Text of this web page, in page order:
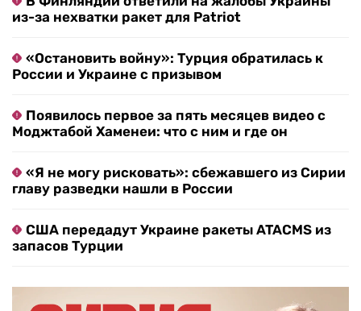
из-за нехватки ракет для Patriot
«Остановить войну»: Турция обратилась к
России и Украине с призывом
Появилось первое за пять месяцев видео с
Моджтабой Хаменеи: что с ним и где он
«Я не могу рисковать»: сбежавшего из Сирии
главу разведки нашли в России
США передадут Украине ракеты ATACMS из
запасов Турции